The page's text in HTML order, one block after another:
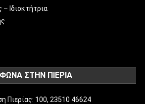
Ιδιοκτήτρια
ΣΤΗΝ ΠΙΕΡΙΑ
Πιερίας: 100, 23510 46624